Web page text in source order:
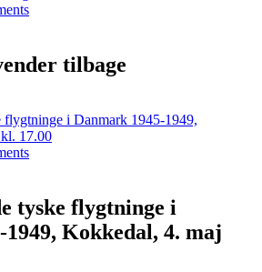
tilbage
tyske flygtninge i
Kokkedal, 4. maj